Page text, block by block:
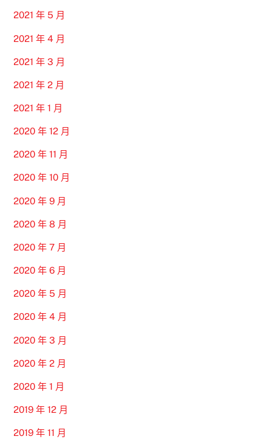
2021 年 5 月
2021 年 4 月
2021 年 3 月
2021 年 2 月
2021 年 1 月
2020 年 12 月
2020 年 11 月
2020 年 10 月
2020 年 9 月
2020 年 8 月
2020 年 7 月
2020 年 6 月
2020 年 5 月
2020 年 4 月
2020 年 3 月
2020 年 2 月
2020 年 1 月
2019 年 12 月
2019 年 11 月